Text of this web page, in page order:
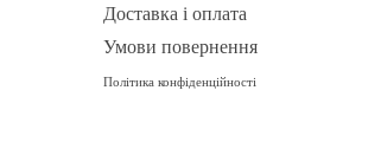
Доставка і оплата
Умови повернення
Політика конфіденційності